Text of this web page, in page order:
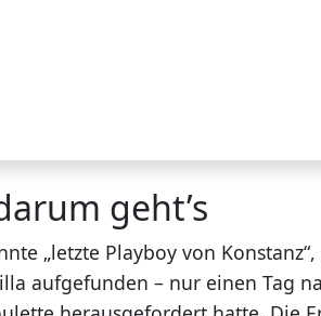
geht’s
„letzte Playboy von
aufgefunden – nur einen Tag